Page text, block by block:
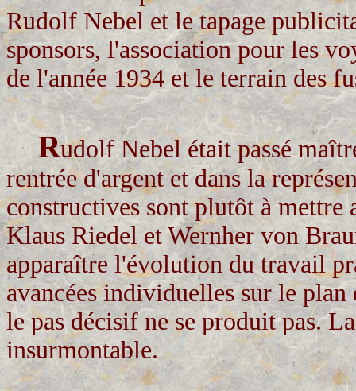
Rudolf Nebel et le tapage
sponsors, l'association pour les
de l'année 1934 et le terrain des
Rudolf Nebel était passé
rentrée d'argent et dans la
constructives sont plutôt à mettre
Klaus Riedel et Wernher von
apparaître l'évolution du travail
avancées individuelles sur le
le pas décisif ne se produit pas.
insurmontable.